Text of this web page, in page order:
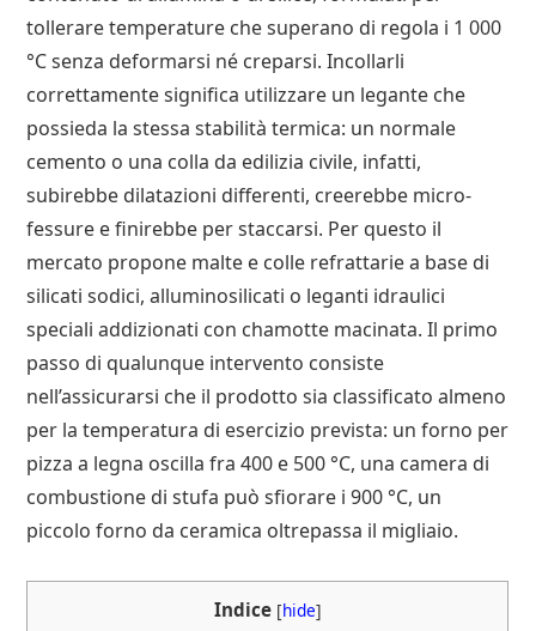
tollerare temperature che superano di regola i 1 000
°C senza deformarsi né creparsi. Incollarli
correttamente significa utilizzare un legante che
possieda la stessa stabilità termica: un normale
cemento o una colla da edilizia civile, infatti,
subirebbe dilatazioni differenti, creerebbe micro-
fessure e finirebbe per staccarsi. Per questo il
mercato propone malte e colle refrattarie a base di
silicati sodici, alluminosilicati o leganti idraulici
speciali addizionati con chamotte macinata. Il primo
passo di qualunque intervento consiste
nell’assicurarsi che il prodotto sia classificato almeno
per la temperatura di esercizio prevista: un forno per
pizza a legna oscilla fra 400 e 500 °C, una camera di
combustione di stufa può sfiorare i 900 °C, un
piccolo forno da ceramica oltrepassa il migliaio.
Indice [hide]